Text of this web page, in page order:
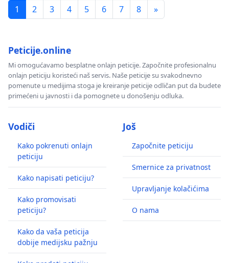
1
2 3 4 5 6 7 8 »
Peticije.online
Mi omogućavamo besplatne onlajn peticije. Započnite profesionalnu
onlajn peticiju koristeći naš servis. Naše peticije su svakodnevno
pomenute u medijima stoga je kreiranje peticije odličan put da budete
primećeni u javnosti i da pomognete u donošenju odluka.
Vodiči
Kako pokrenuti onlajn
peticiju
Kako napisati peticiju?
Kako promovisati
peticiju?
Kako da vaša peticija
dobije medijsku pažnju
Još
Započnite peticiju
Smernice za privatnost
Upravljanje kolačićima
O nama